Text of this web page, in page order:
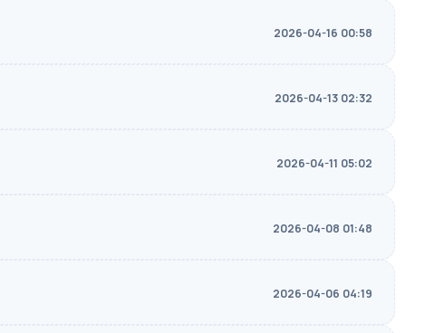
2026-04-16 00:58
2026-04-13 02:32
2026-04-11 05:02
2026-04-08 01:48
2026-04-06 04:19